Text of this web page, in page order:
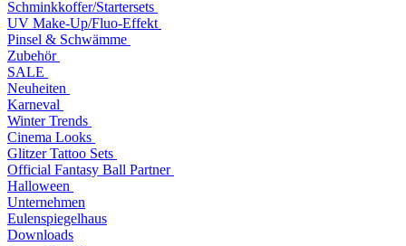
Schminkkoffer/Startersets
UV Make-Up/Fluo-Effekt
Pinsel & Schwämme
Zubehör
SALE
Neuheiten
Karneval
Winter Trends
Cinema Looks
Glitzer Tattoo Sets
Official Fantasy Ball Partner
Halloween
Unternehmen
Eulenspiegelhaus
Downloads